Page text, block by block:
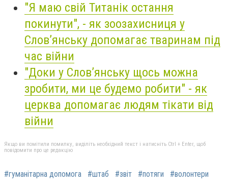
"Я маю свій Титанік остання
покинути", - як зоозахисниця у
Слов’янську допомагає тваринам під
час війни
"Доки у Слов’янську щось можна
зробити, ми це будемо робити" - як
церква допомагає людям тікати від
війни
Якщо ви помітили помилку, виділіть необхідний текст і натисніть Ctrl + Enter, щоб
повідомити про це редакцію
#гуманітарна допомога #штаб #звіт #потяги #волонтери